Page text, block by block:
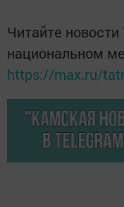
Читайте новости
национальном
https://max.ru/